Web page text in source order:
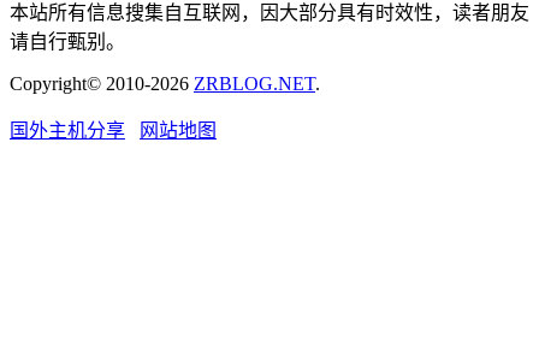
本站所有信息搜集自互联网，因大部分具有时效性，读者朋友
请自行甄别。
Copyright© 2010-2026 ZRBLOG.NET.
国外主机分享 网站地图